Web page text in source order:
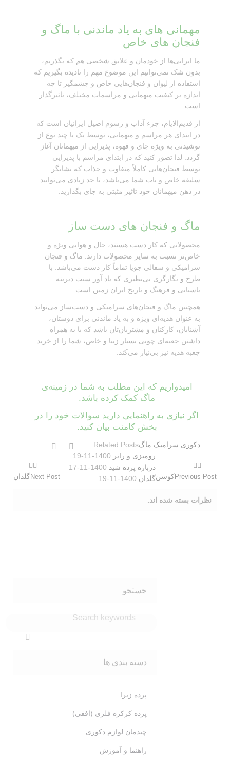
مهمانی های به یاد ماندنی با ماگ و
فنجان های خاص
ما ایرانی‌ها از خودمان و علایق شخصی هم که بگذریم،
بدون شک نمی‌توانیم این موضوع مهم را نادیده بگیریم که
استفاده از لیوان و فنجان‌هایی خاص و چشمگیر تا چه
اندازه بر کیفیت میهمانی و مراسمات مختلف، تاثیرگذار
است.
از قدیم‌الایام، جزء آداب و رسوم اصیل ایرانیان است که
در ابتدای هر مراسم و میهمانی، توسط یک یا چند نوع از
نوشیدنی به ویژه چای و قهوه، پذیرایی از میهمانان آغاز
گردد. لذا تصور کنید که در ابتدای مراسم با پذیرایی
توسط فنجان‌هایی کاملاً متفاوت و جذاب که نشانگر
سلیقه خاص و ناب شما می‌باشد، تا حد زیادی می‌توانید
در ذهن میهمانان خود تاثیر مثبتی به جای بگذارید.
ماگ و فنجان های دست ساز
محصولاتی که کار دست هستند، حال و هوایی ویژه و
خاص‌تر نسبت به سایر محصولات دارند. ماگ و فنجان
سرامیکی و سفالی جویا تماماً کار دست می‌باشد. با
طرح و نگارگری بی‌نظیری که یاد آور سنت دیرینه
باستانی و فرهنگ و تاریخ ایران زمین است.
همچنین ماگ و فنجان‌های سرامیکی و دست‌ساز می‌تواند
به عنوان هدیه‌ای ویژه و به یاد ماندنی برای دوستان،
آشنایان، کارکنان و مشتریان‌تان باشد که با به همراه
داشتن جعبه‌ای چوبی بسیار زیبا و خاص، شما را از خرید
جعبه هدیه نیز بی‌نیاز می‌کند.
امیدواریم که این مطلب به شما در زمینه‌ی
ماگ کمک کرده باشد.
اگر نیازی به راهنمایی دارید سوالات خود را در
بخش کامنت‌ بیان کنید.
دکوری سرامیک ماگ
Next Postگلدان Previous Postکوسن
Related Posts
رومیزی و رانر 1400-11-19
درباره پرده شید 1400-11-17
گلدان 1400-11-19
نظرات بسته شده اند.
جستجو
دسته بندی ها
پرده زبرا
پرده کرکره فلزی (افقی)
چیدمان لوازم دکوری
راهنما و آموزش